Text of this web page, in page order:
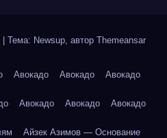
Тема: Newsup, автор Themeansar
Авокадо Авокадо Авокадо
Авокадо Авокадо Авокадо
Айзек Азимов — Основание